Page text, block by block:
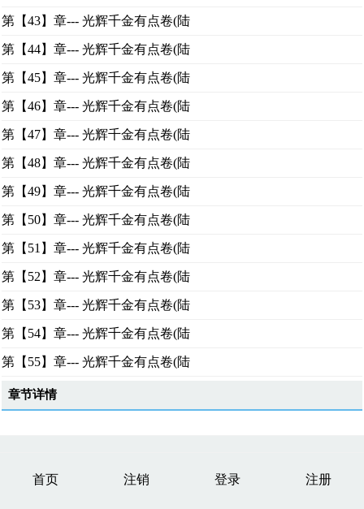
第【43】章--- 光辉千金有点卷(陆
第【44】章--- 光辉千金有点卷(陆
第【45】章--- 光辉千金有点卷(陆
第【46】章--- 光辉千金有点卷(陆
第【47】章--- 光辉千金有点卷(陆
第【48】章--- 光辉千金有点卷(陆
第【49】章--- 光辉千金有点卷(陆
第【50】章--- 光辉千金有点卷(陆
第【51】章--- 光辉千金有点卷(陆
第【52】章--- 光辉千金有点卷(陆
第【53】章--- 光辉千金有点卷(陆
第【54】章--- 光辉千金有点卷(陆
第【55】章--- 光辉千金有点卷(陆
章节详情
首页 注销 登录 注册